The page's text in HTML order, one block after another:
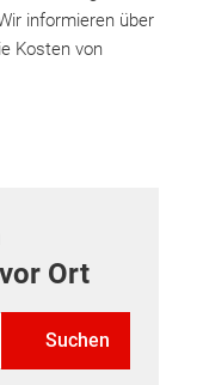
informieren über
Kosten von
Ort
Suchen